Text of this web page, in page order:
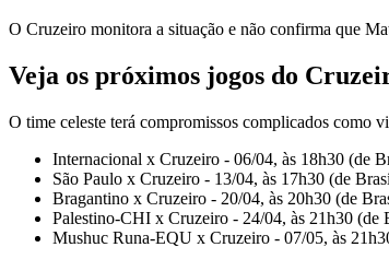
O Cruzeiro monitora a situação e não confirma que
Veja os próximos jogos do
O time celeste terá compromissos complicados como
Internacional x Cruzeiro - 06/04, às 18h30 (de
São Paulo x Cruzeiro - 13/04, às 17h30 (de
Bragantino x Cruzeiro - 20/04, às 20h30 (de
Palestino-CHI x Cruzeiro - 24/04, às 21h30
Mushuc Runa-EQU x Cruzeiro - 07/05, às